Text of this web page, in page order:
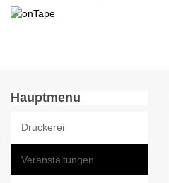
Hauptmenu
Druckerei
Veranstaltungen